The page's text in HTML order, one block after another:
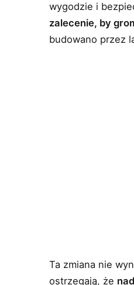
wygodzie i
zalecenie, by
budowano przez
Ta zmiana nie
ostrzegają, że